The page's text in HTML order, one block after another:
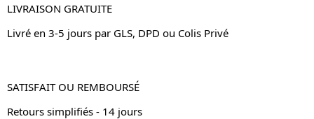
LIVRAISON GRATUITE
Livré en 3-5 jours par GLS, DPD ou Colis Privé
SATISFAIT OU REMBOURSÉ
Retours simplifiés - 14 jours